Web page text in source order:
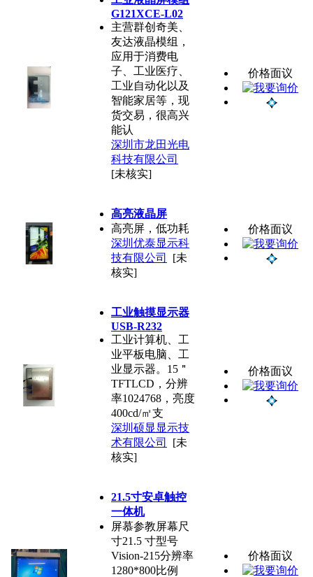
G121XCE-L02
主营群创奇美、
友达液晶模组，
应用于消费电
子、工业医疗、
工业自动化以及
智能家居等，现
货交易，很高兴
能认
深圳市龙田光电
科技有限公司
[未核实]
价格面议
高亮液晶屏
高亮屏，低功耗
深圳优泰显示科
技有限公司
[未
核实]
价格面议
工业触摸显示器
USB-R232
工业计算机、工
业平板电脑、工
业显示器。15＂
TFTLCD，分辨
率1024768，亮度
400cd/㎡支
深圳硕显显示技
术有限公司
[未
核实]
价格面议
21.5寸安卓触控
一体机
屏慕参教屏幕尺
寸21.5 寸型号
Vision-215分辨率
1280*800比例
价格面议